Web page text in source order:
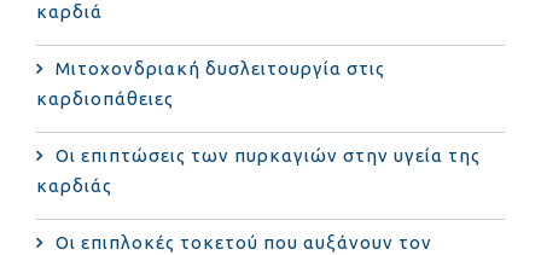
καρδιά
Μιτοχονδριακή δυσλειτουργία στις
καρδιοπάθειες
Οι επιπτώσεις των πυρκαγιών στην υγεία της
καρδιάς
Οι επιπλοκές τοκετού που αυξάνουν τον